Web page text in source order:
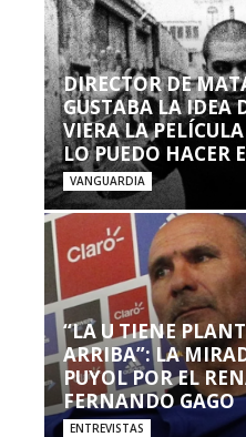
DIRECTOR DE
GUSTABA LA IDEA
VIERA LA
LO PUEDO HACER
VANGUARDIA
“LA U TIENE
ARRIBA”: LA
PUYOL POR EL
FERNANDO GAGO
ENTREVISTAS